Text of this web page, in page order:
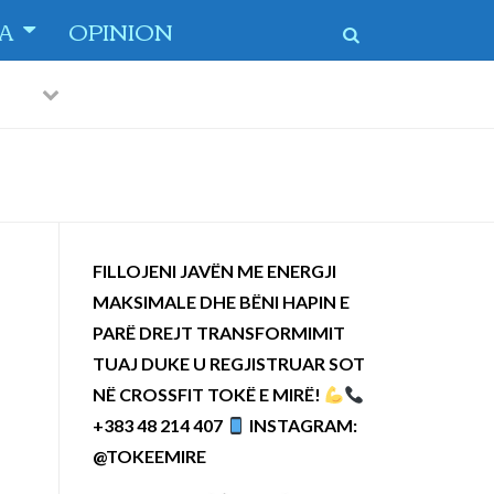
OPINION
PreviousNext
FILLOJENI JAVËN ME ENERGJI
MAKSIMALE DHE BËNI HAPIN E
PARË DREJT TRANSFORMIMIT
TUAJ DUKE U REGJISTRUAR SOT
NË CROSSFIT TOKË E MIRË!
+383 48 214 407
INSTAGRAM:
@TOKEEMIRE